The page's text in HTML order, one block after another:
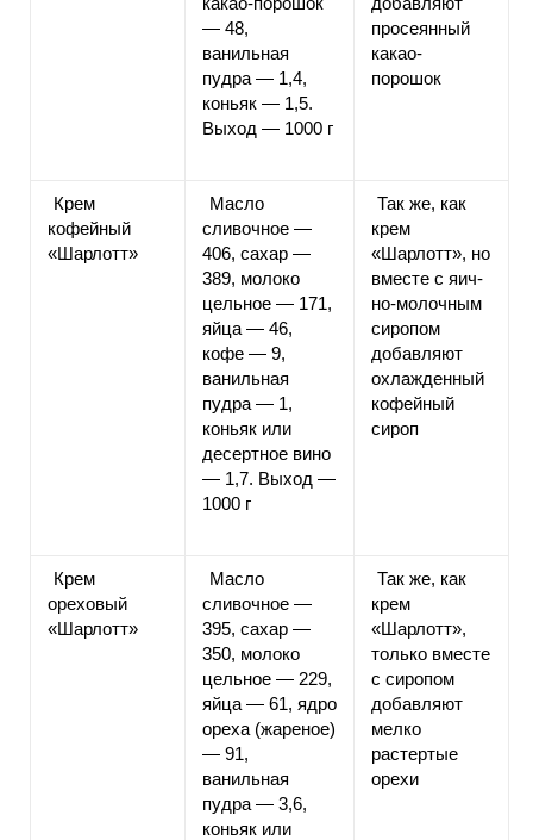
— 48,
ванильная
пудра — 1,4,
коньяк — 1,5.
Выход — 1000 г
просеянный
какао-
порошок
Крем
кофейный
«Шарлотт»
Масло
сливочное —
406, сахар —
389, молоко
цельное — 171,
яйца — 46,
кофе — 9,
ванильная
пудра — 1,
коньяк или
десертное вино
— 1,7. Выход —
1000 г
Так же, как
крем
«Шарлотт», но
вместе с яич-
но-молочным
сиропом
добавляют
охлажденный
кофейный
сироп
Крем
ореховый
«Шарлотт»
Масло
сливочное —
395, сахар —
350, молоко
цельное — 229,
яйца — 61, ядро
ореха (жареное)
— 91,
ванильная
пудра — 3,6,
коньяк или
Так же, как
крем
«Шарлотт»,
только вместе
с сиропом
добавляют
мелко
растертые
орехи